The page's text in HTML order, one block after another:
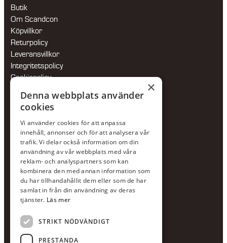
Butik
Om Scandcon
Köpvillkor
Returpolicy
Leveransvillkor
Integritetspolicy
Cookiepolicy
Jour:073-36 88 87 0
Växel:020-120 29 00
E-post:info@scandcon.se
BESÖKSADRESS
Backagårdsgatan 9
511 57 Kinna
UPPGIFTER
Orgnummer
×
Denna webbplats använder
cookies
Vi använder cookies för att anpassa
innehåll, annonser och för att analysera vår
trafik. Vi delar också information om din
användning av vår webbplats med våra
reklam- och analyspartners som kan
kombinera den med annan information som
du har tillhandahållit dem eller som de har
samlat in från din användning av deras
tjänster. Läs mer
STRIKT NÖDVÄNDIGT
PRESTANDA